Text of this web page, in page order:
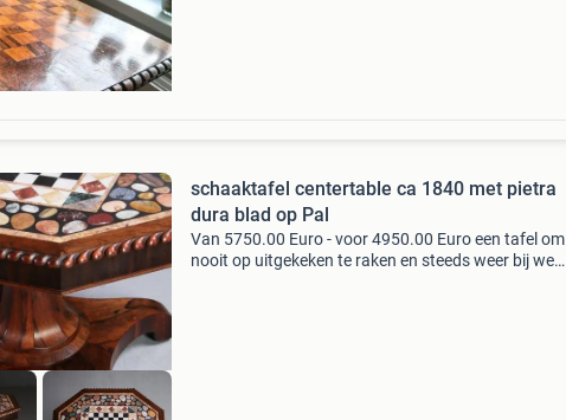
schaaktafel centertable ca 1840 met pietra
dura blad op Pal
Van 5750.00 Euro - voor 4950.00 Euro een tafel om
nooit op uitgekeken te raken en steeds weer bij weg